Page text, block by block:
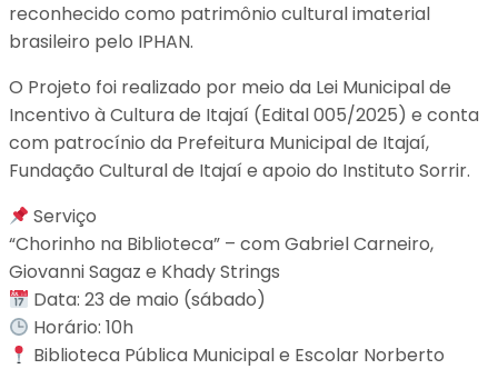
reconhecido como patrimônio cultural imaterial
brasileiro pelo IPHAN.
O Projeto foi realizado por meio da Lei Municipal de
Incentivo à Cultura de Itajaí (Edital 005/2025) e conta
com patrocínio da Prefeitura Municipal de Itajaí,
Fundação Cultural de Itajaí e apoio do Instituto Sorrir.
Serviço
“Chorinho na Biblioteca” – com Gabriel Carneiro,
Giovanni Sagaz e Khady Strings
Data: 23 de maio (sábado)
Horário: 10h
Biblioteca Pública Municipal e Escolar Norberto